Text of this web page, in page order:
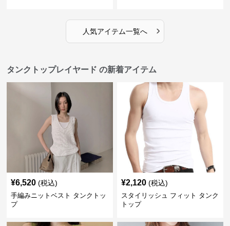
人気アイテム一覧へ ›
タンクトップレイヤード の新着アイテム
¥6,520 (税込)
手編みニットベスト タンクトッ
プ
¥2,120 (税込)
スタイリッシュ フィット タンク
トップ